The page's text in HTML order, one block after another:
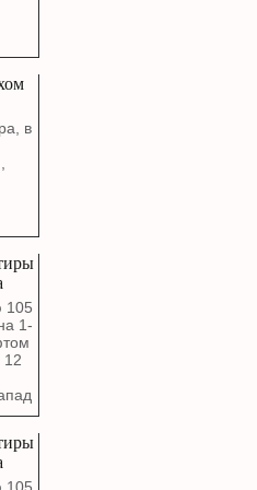
в
105
1-
12